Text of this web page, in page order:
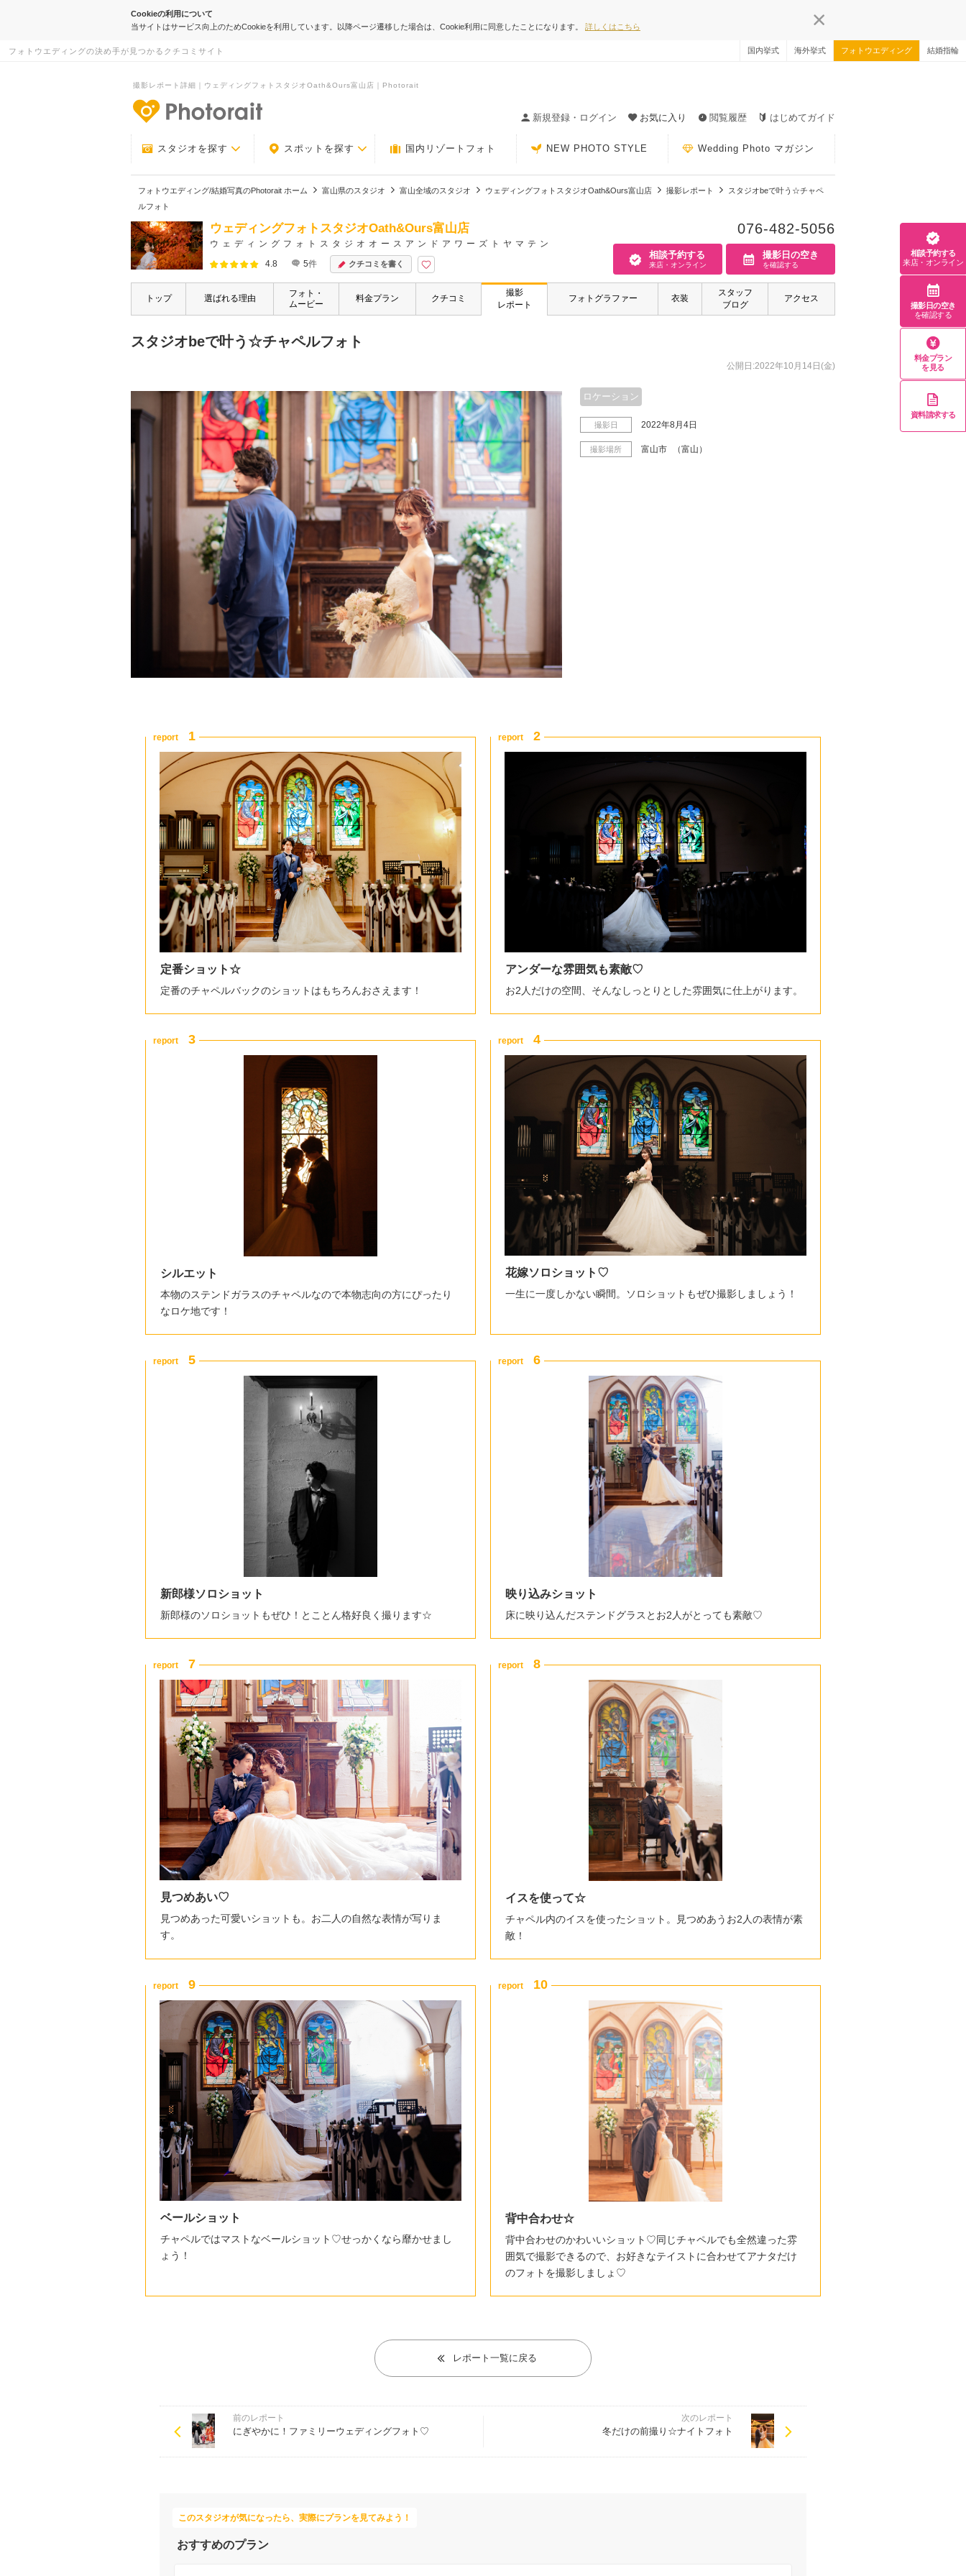
Cookieの利用について
当サイトはサービス向上のためCookieを利用しています。以降ページ遷移した場合は、Cookie利用に同意したことになります。 詳しくはこちら
フォトウエディングの決め手が見つかるクチコミサイト 国内挙式 海外挙式 フォトウエディング 結婚指輪
撮影レポート詳細｜ウェディングフォトスタジオOath&Ours富山店｜Photorait
新規登録・ログイン
お気に入り 閲覧履歴 はじめてガイド
スタジオを探す スポットを探す 国内リゾートフォト NEW PHOTO STYLE Wedding Photo マガジン
フォトウエディング/結婚写真のPhotorait ホーム 富山県のスタジオ 富山全域のスタジオ ウェディングフォトスタジオOath&Ours富山店 撮影レポート
スタジオbeで叶う☆チャペ
ルフォト
ウェディングフォトスタジオOath&Ours富山店
ウェディングフォトスタジオオースアンドアワーズトヤマテン
4.8
5件 クチコミを書く
076-482-5056
相談予約する
来店・オンライン
撮影日の空き
を確認する
トップ 選ばれる理由
フォト・
ムービー
料金プラン クチコミ
撮影
レポート
フォトグラファー 衣装
スタッフ
ブログ
アクセス
スタジオbeで叶う☆チャペルフォト
公開日:2022年10月14日(金)
ロケーション
撮影日 2022年8月4日
撮影場所 富山市 （富山）
定番ショット☆
定番のチャペルバックのショットはもちろんおさえます！
アンダーな雰囲気も素敵♡
お2人だけの空間、そんなしっとりとした雰囲気に仕上がります。
シルエット
本物のステンドガラスのチャペルなので本物志向の方にぴったり
なロケ地です！
花嫁ソロショット♡
一生に一度しかない瞬間。ソロショットもぜひ撮影しましょう！
新郎様ソロショット
新郎様のソロショットもぜひ！とことん格好良く撮ります☆
映り込みショット
床に映り込んだステンドグラスとお2人がとっても素敵♡
見つめあい♡
見つめあった可愛いショットも。お二人の自然な表情が写りま
す。
イスを使って☆
チャペル内のイスを使ったショット。見つめあうお2人の表情が素
敵！
ベールショット
チャペルではマストなベールショット♡せっかくなら靡かせまし
ょう！
背中合わせ☆
背中合わせのかわいいショット♡同じチャペルでも全然違った雰
囲気で撮影できるので、お好きなテイストに合わせてアナタだけ
のフォトを撮影しましょ♡
レポート一覧に戻る
前のレポート
にぎやかに！ファミリーウェディングフォト♡
次のレポート
冬だけの前撮り☆ナイトフォト
このスタジオが気になったら、実際にプランを見てみよう！
おすすめのプラン
相談予約する
来店・オンライン
撮影日の空き
を確認する
料金プラン
を見る
資料請求する